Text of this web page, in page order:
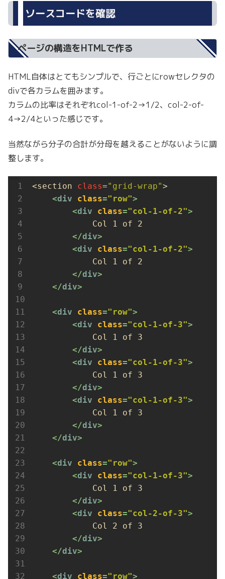
ソースコードを確認
ページの構造をHTMLで作る
HTML自体はとてもシンプルで、行ごとにrowセレクタの
divで各カラムを囲みます。
カラムの比率はそれぞれcol-1-of-2→1/2、col-2-of-
4→2/4といった感じです。
当然ながら分子の合計が分母を越えることがないように調
整します。
<section class="grid-wrap">
<div class="row">
<div class="col-1-of-2">
            Col 1 of 2
</div>
<div class="col-1-of-2">
            Col 1 of 2
</div>
</div>
<div class="row">
<div class="col-1-of-3">
            Col 1 of 3
</div>
<div class="col-1-of-3">
            Col 1 of 3
</div>
<div class="col-1-of-3">
            Col 1 of 3
</div>
</div>
<div class="row">
<div class="col-1-of-3">
            Col 1 of 3
</div>
<div class="col-2-of-3">
            Col 2 of 3
</div>
</div>
<div class="row">